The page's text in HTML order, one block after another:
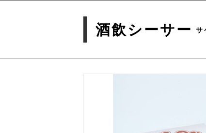
酒飲シーサー サ